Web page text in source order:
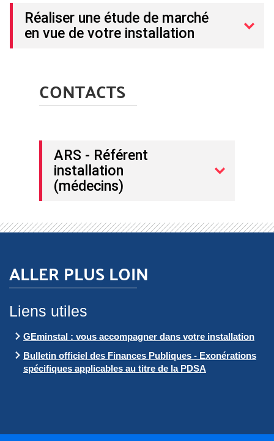
Réaliser une étude de marché
en vue de votre installation
CONTACTS
ARS - Référent
installation
(médecins)
ALLER PLUS LOIN
Liens utiles
GEminstal : vous accompagner dans votre installation
Bulletin officiel des Finances Publiques - Exonérations
spécifiques applicables au titre de la PDSA